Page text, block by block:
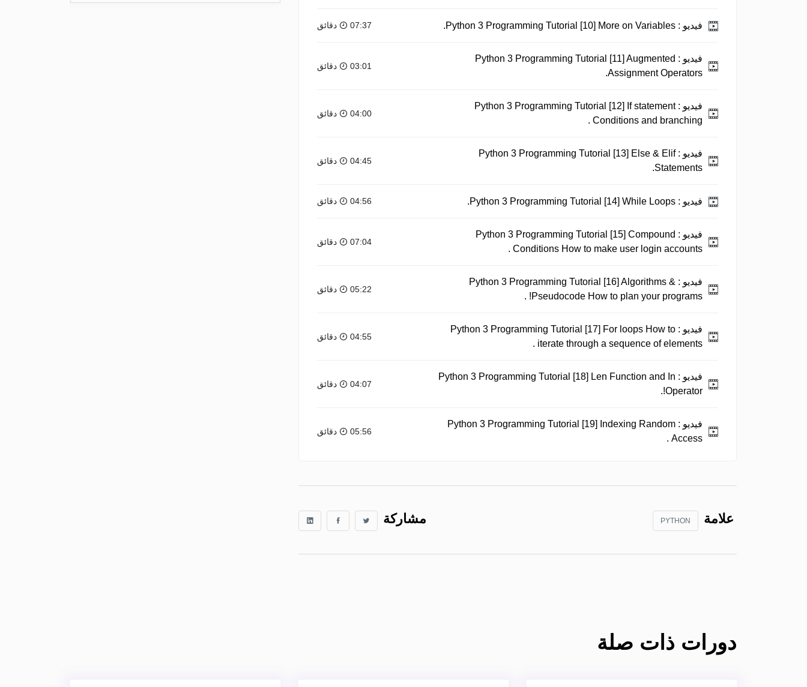
فيديو : 07:37 دقائق
فيديو : Python 3 Programming Tutorial [11] Augmented
Assignment Operators.
03:01 دقائق
فيديو : Python 3 Programming Tutorial [12] If statement
Conditions and branching .
04:00 دقائق
فيديو : Python 3 Programming Tutorial [13] Else & Elif
Statements.
04:45 دقائق
فيديو : 04:56 دقائق
فيديو : Python 3 Programming Tutorial [15] Compound
Conditions How to make user login accounts .
07:04 دقائق
فيديو : Python 3 Programming Tutorial [16] Algorithms &
Pseudocode How to plan your programs! .
05:22 دقائق
فيديو : Python 3 Programming Tutorial [17] For loops How to
iterate through a sequence of elements .
04:55 دقائق
فيديو : Python 3 Programming Tutorial [18] Len Function and In
Operator!.
04:07 دقائق
فيديو : Python 3 Programming Tutorial [19] Indexing Random
Access .
05:56 دقائق
علامة PYTHON مشاركة
دورات ذات صلة